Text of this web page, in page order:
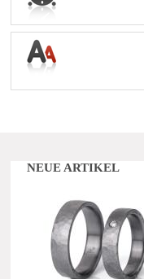
NEUE ARTIKEL